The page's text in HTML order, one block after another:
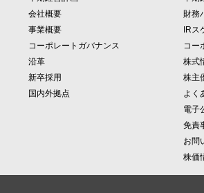
会社概要
事業概要
コーポレートガバナンス
沿革
新卒採用
国内外拠点
財務
IRス
コー
株式
株主
よく
電子
免責
お問
株価